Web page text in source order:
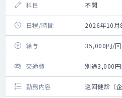
科目 不問
日程/時間 2026年10月
給与 35,000円/回
交通費 別途3,000円
勤務内容 巡回健診（企